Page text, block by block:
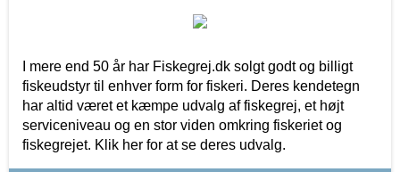
I mere end 50 år har Fiskegrej.dk solgt godt og billigt
fiskeudstyr til enhver form for fiskeri. Deres kendetegn
har altid været et kæmpe udvalg af fiskegrej, et højt
serviceniveau og en stor viden omkring fiskeriet og
fiskegrejet. Klik her for at se deres udvalg.